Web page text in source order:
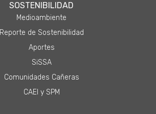
SOSTENIBILIDAD
Medioambiente
Reporte de Sostenibilidad
Aportes
SiSSA
Comunidades Cañeras
CAEI y SPM